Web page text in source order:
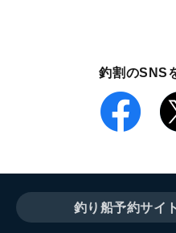
釣割のSNS
釣り船予約サイ